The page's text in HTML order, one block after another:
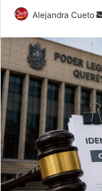
Alejandra Cueto